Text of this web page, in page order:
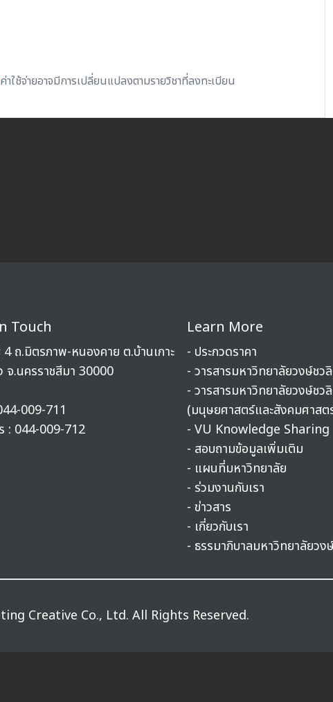
ค่าใช้จ่ายอาจมีการเปลี่ยนแปลงตามรายวิชาที่ลงทะเบียน
Touch
ถ.มิตรภาพ-หนองคาย ต.บ้านเกาะ
จ.นครราชสีมา 30000
009-711
: 044-009-712
Learn More
- ประกวดราคา
- วารสารมหาวิทยาลัยวงษ์ชว
- วารสารมหาวิทยาลัยวงษ์ชว
(มนุษยศาสตร์และสังคมศาสต
- VU Knowledge Sharing
- สอบถามข้อมูลเพิ่มเติม
- แผนที่มหาวิทยาลัย
- ร่วมงานกับเรา
- ข่าวสาร
- เกี่ยวกับเรา
- ธรรมาภิบาลมหาวิทยาลัยวง
Creative Co., Ltd. All Rights Reserved.